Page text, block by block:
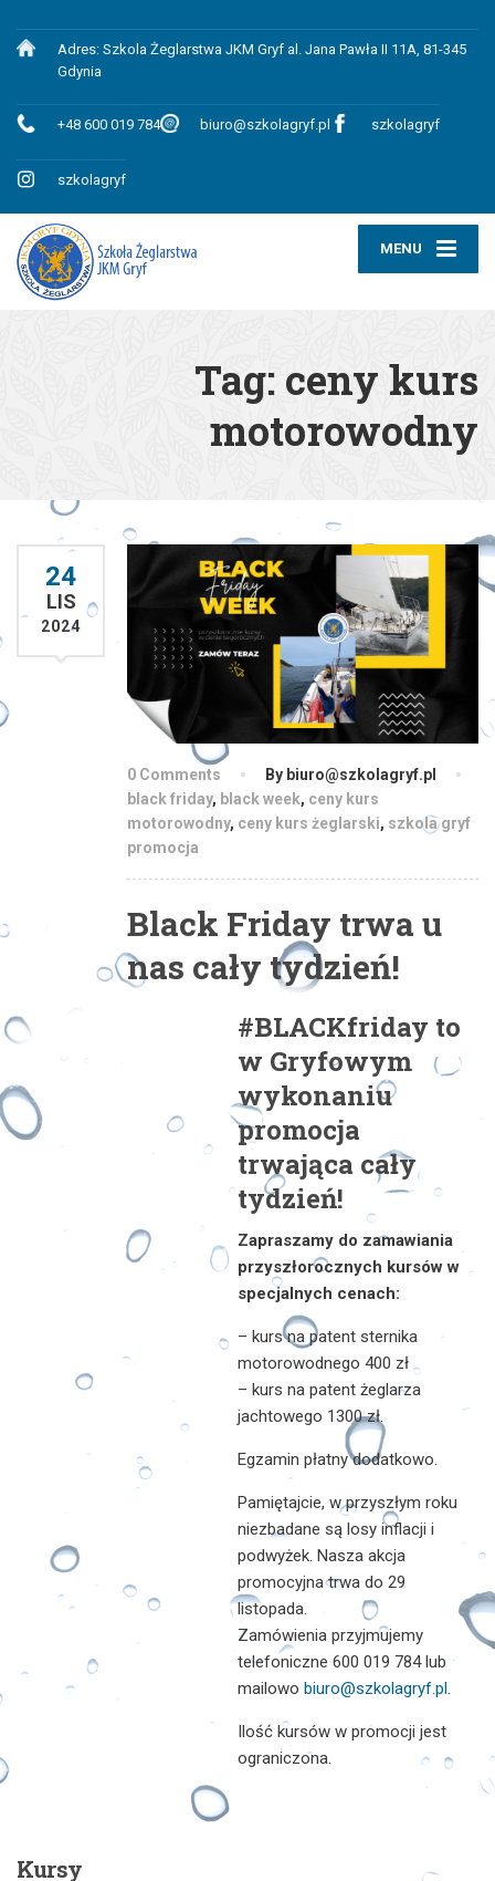
Adres: Szkola Żeglarstwa JKM Gryf al. Jana Pawła II 11A, 81-345
Gdynia
+48 600 019 784 biuro@szkolagryf.pl szkolagryf
szkolagryf
MENU
Tag: ceny kurs
motorowodny
24
LIS
2024
0 Comments
By biuro@szkolagryf.pl
black friday, black week, ceny kurs
motorowodny, ceny kurs żeglarski, szkola gryf
promocja
Black Friday trwa u
nas cały tydzień!
#BLACKfriday to
w Gryfowym
wykonaniu
promocja
trwająca cały
tydzień!
Zapraszamy do zamawiania
przyszłorocznych kursów w
specjalnych cenach:
– kurs na patent sternika
motorowodnego 400 zł
– kurs na patent żeglarza
jachtowego 1300 zł.
Egzamin płatny dodatkowo.
Pamiętajcie, w przyszłym roku
niezbadane są losy inflacji i
podwyżek. Nasza akcja
promocyjna trwa do 29
listopada.
Zamówienia przyjmujemy
telefoniczne 600 019 784 lub
mailowo biuro@szkolagryf.pl.
Ilość kursów w promocji jest
ograniczona.
Kursy